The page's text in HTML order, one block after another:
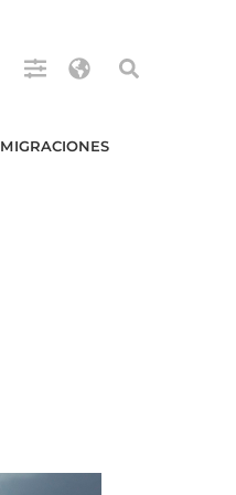
MIGRACIONES